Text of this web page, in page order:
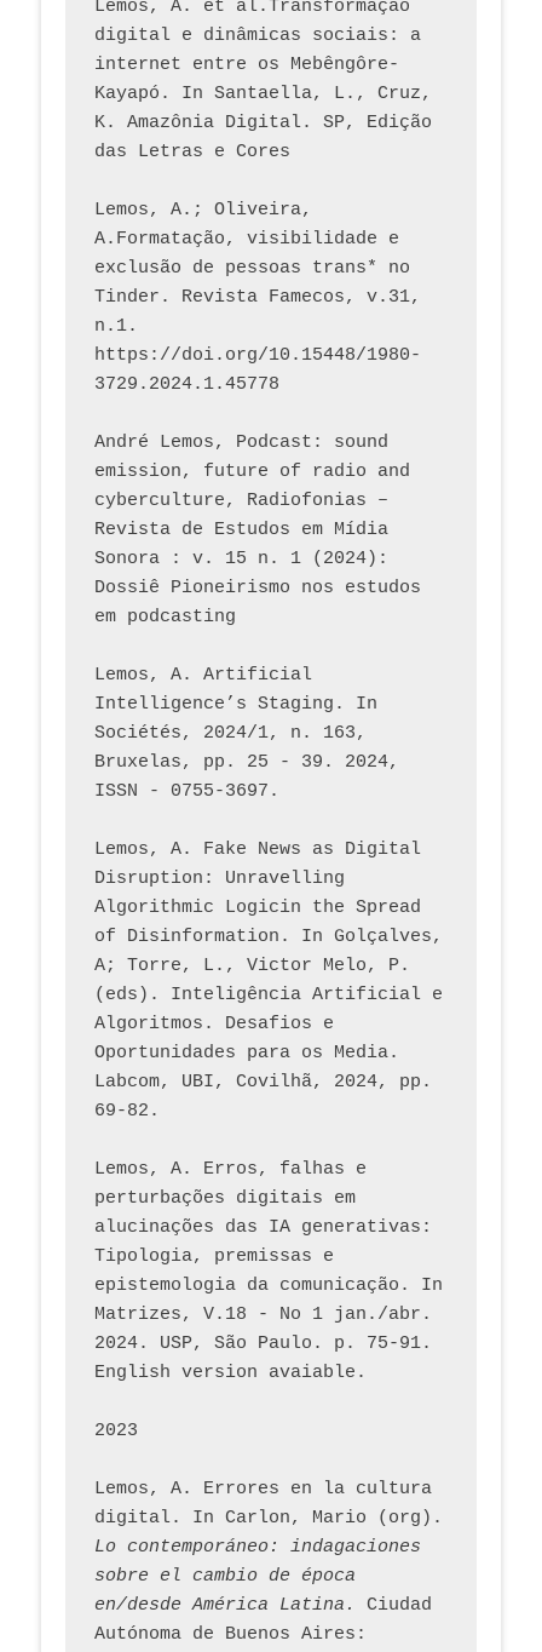
Lemos, A. et al.Transformação
digital e dinâmicas sociais: a
internet entre os Mebêngôre-
Kayapó. In Santaella, L., Cruz,
K. Amazônia Digital. SP, Edição
das Letras e Cores
Lemos, A.; Oliveira,
A.Formatação, visibilidade e
exclusão de pessoas trans* no
Tinder. Revista Famecos, v.31,
n.1.
https://doi.org/10.15448/1980-
3729.2024.1.45778
André Lemos, Podcast: sound
emission, future of radio and
cyberculture, Radiofonias –
Revista de Estudos em Mídia
Sonora : v. 15 n. 1 (2024):
Dossiê Pioneirismo nos estudos
em podcasting
Lemos, A. Artificial
Intelligence’s Staging. In
Sociétés, 2024/1, n. 163,
Bruxelas, pp. 25 - 39. 2024,
ISSN - 0755-3697.
Lemos, A. Fake News as Digital
Disruption: Unravelling
Algorithmic Logicin the Spread
of Disinformation. In Golçalves,
A; Torre, L., Victor Melo, P.
(eds). Inteligência Artificial e
Algoritmos. Desafios e
Oportunidades para os Media.
Labcom, UBI, Covilhã, 2024, pp.
69-82.
Lemos, A. Erros, falhas e
perturbações digitais em
alucinações das IA generativas:
Tipologia, premissas e
epistemologia da comunicação. In
Matrizes, V.18 - No 1 jan./abr.
2024. USP, São Paulo. p. 75-91.
English version avaiable.
2023
Lemos, A. Errores en la cultura
Lo contemporáneo: indagaciones
sobre el cambio de época
en/desde América Latina.
Ciudad
Autónoma de Buenos Aires: